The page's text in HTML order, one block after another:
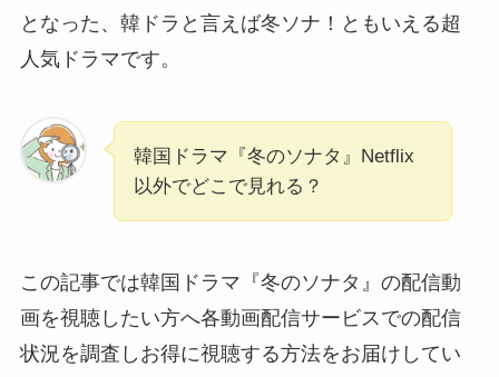
となった、韓ドラと言えば冬ソナ！ともいえる超
人気ドラマです。
韓国ドラマ『冬のソナタ』Netflix
以外でどこで見れる？
この記事では韓国ドラマ『冬のソナタ』の配信動
画を視聴したい方へ各動画配信サービスでの配信
状況を調査しお得に視聴する方法をお届けしてい